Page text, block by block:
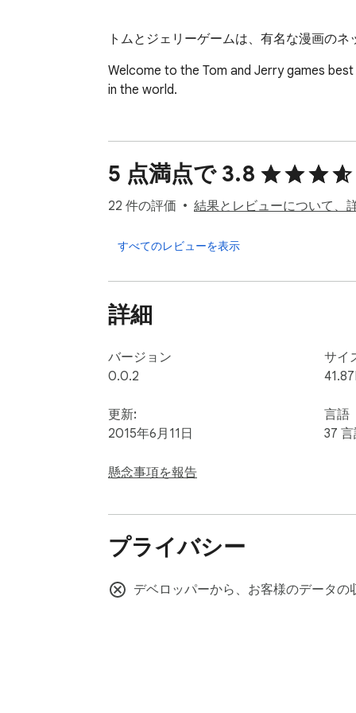
トムとジェリーゲームは、有名な漫画の
Welcome to the Tom and Jerry games
in the world.
5 点満点で 3.8
22 件の評価 結果とレビューについて、
すべてのレビューを表示
詳細
バージョン
0.0.2
更新:
2015年6月11日
懸念事項を報告
サイ
言語
37
プライバシー
デベロッパーから、お客様のデータ